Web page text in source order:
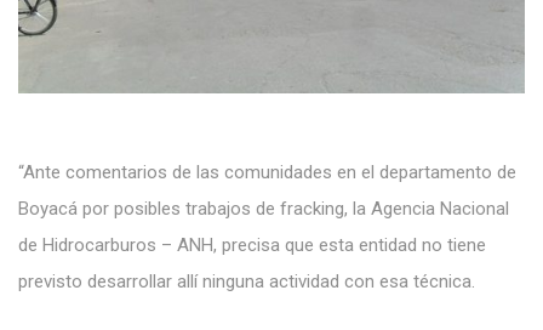
“Ante comentarios de las comunidades en el departamento de
Boyacá por posibles trabajos de fracking, la Agencia Nacional
de Hidrocarburos – ANH, precisa que esta entidad no tiene
previsto desarrollar allí ninguna actividad con esa técnica.